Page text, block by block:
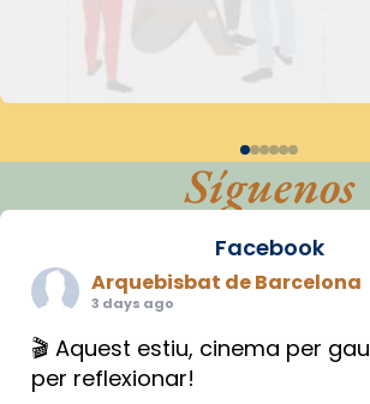
Síguenos
Facebook
Arquebisbat de Barcelona
3 days ago
🎬 Aquest estiu, cinema per
per reflexionar!